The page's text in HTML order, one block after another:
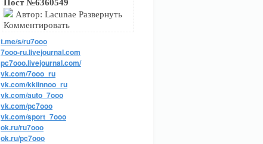
Пост №6360549
Автор: Lacunae Развернуть
Комментировать
t.me/s/ru7ooo
7ooo-ru.livejournal.com
pc7ooo.livejournal.com/
vk.com/7ooo_ru
vk.com/kkiinnoo_ru
vk.com/auto_7ooo
vk.com/pc7ooo
vk.com/sport_7ooo
ok.ru/ru7ooo
ok.ru/pc7ooo